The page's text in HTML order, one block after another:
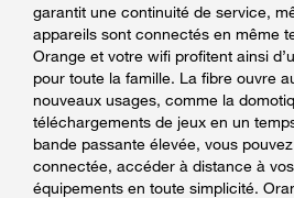
garantit une continuité de service,
appareils sont connectés en même
Orange et votre wifi profitent ainsi
pour toute la famille. La fibre ouvre
nouveaux usages, comme la
téléchargements de jeux en un
bande passante élevée, vous
connectée, accéder à distance à
équipements en toute simplicité.